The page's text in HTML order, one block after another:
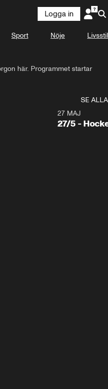
Logga in
Sport Nöje Livsstil
här. Programmet startar
SE ALLA
27 MAJ
27/5 -